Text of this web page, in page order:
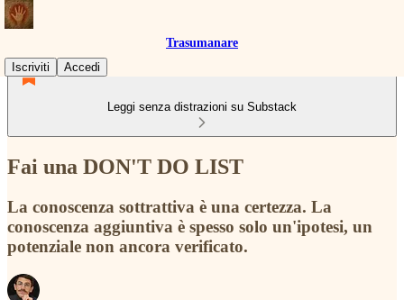
Trasumanare
Iscriviti
Accedi
Leggi senza distrazioni su Substack
Fai una DON'T DO LIST
La conoscenza sottrattiva è una certezza. La
conoscenza aggiuntiva è spesso solo un'ipotesi, un
potenziale non ancora verificato.